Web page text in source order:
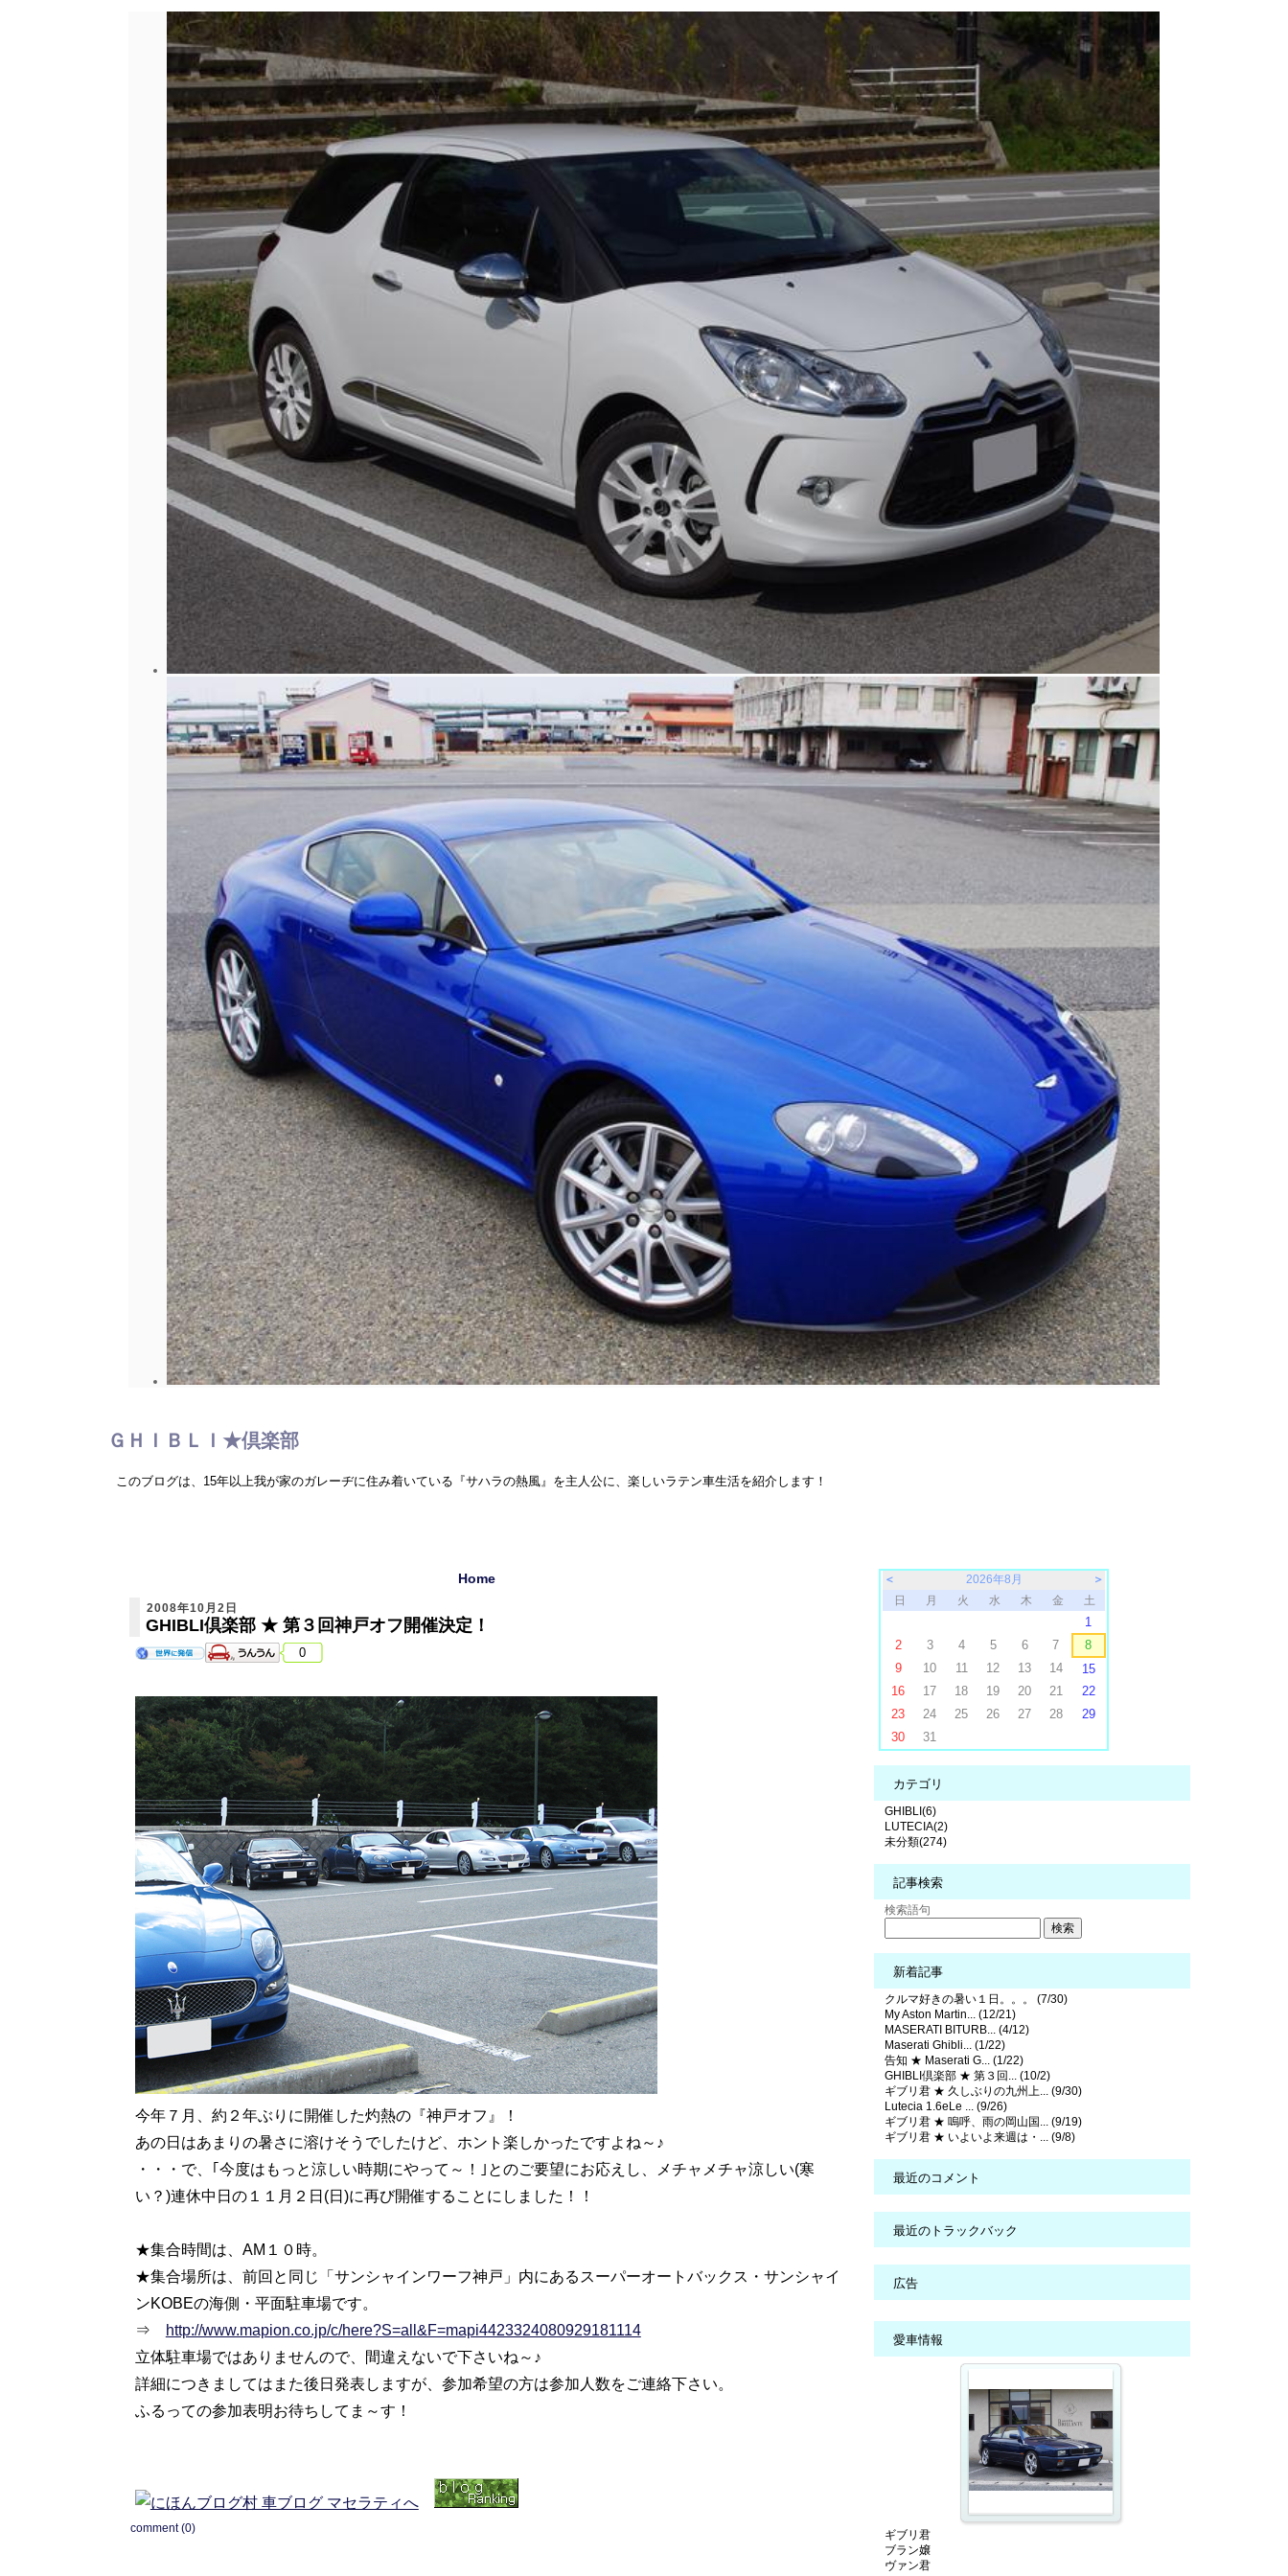
ＧＨＩＢＬＩ★倶楽部
このブログは、15年以上我が家のガレーヂに住み着いている『サハラの熱風』を主人公に、楽しいラテン車生活を紹介します！
Home
2008年10月2日
GHIBLI倶楽部 ★ 第３回神戸オフ開催決定！
0
今年７月、約２年ぶりに開催した灼熱の『神戸オフ』！
あの日はあまりの暑さに溶けそうでしたけど、ホント楽しかったですよね～♪
・・・で、｢今度はもっと涼しい時期にやって～！｣とのご要望にお応えし、メチャメチャ涼しい(寒
い？)連休中日の１１月２日(日)に再び開催することにしました！！
★集合時間は、AM１０時。
★集合場所は、前回と同じ「サンシャインワーフ神戸」内にあるスーパーオートバックス・サンシャイ
ンKOBEの海側・平面駐車場です。
⇒
http://www.mapion.co.jp/c/here?S=all&F=mapi4423324080929181114
立体駐車場ではありませんので、間違えないで下さいね～♪
詳細につきましてはまた後日発表しますが、参加希望の方は参加人数をご連絡下さい。
ふるっての参加表明お待ちしてま～す！
comment (0)
＜ 2026年8月
＞
日
月 火 水 木 金 土
1
2
3 4 5 6 7
8
9
10 11 12 13 14
15
16
17 18 19 20 21
22
23
24 25 26 27 28
29
30
31
カテゴリ
GHIBLI(6)
LUTECIA(2)
未分類(274)
記事検索
検索語句
新着記事
クルマ好きの暑い１日。。。 (7/30)
My Aston Martin... (12/21)
MASERATI BITURB... (4/12)
Maserati Ghibli... (1/22)
告知 ★ Maserati G... (1/22)
GHIBLI倶楽部 ★ 第３回... (10/2)
ギブリ君 ★ 久しぶりの九州上... (9/30)
Lutecia 1.6eLe ... (9/26)
ギブリ君 ★ 嗚呼、雨の岡山国... (9/19)
ギブリ君 ★ いよいよ来週は・... (9/8)
最近のコメント
最近のトラックバック
広告
愛車情報
ギブリ君
ブラン嬢
ヴァン君